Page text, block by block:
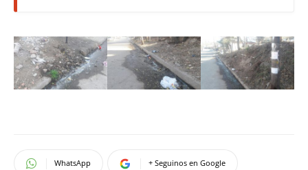
WhatsApp + Seguinos en Google